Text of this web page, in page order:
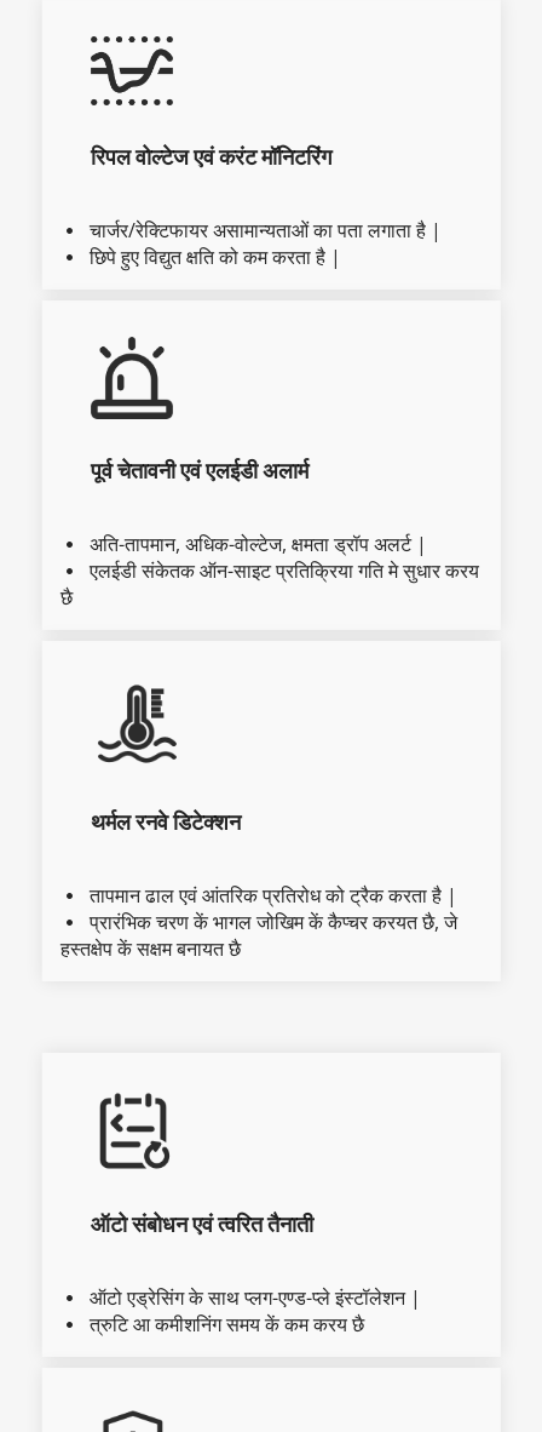
रिपल वोल्टेज एवं करंट मॉनिटरिंग
 चार्जर/रेक्टिफायर असामान्यताओं का पता लगाता है |
 छिपे हुए विद्युत क्षति को कम करता है |
पूर्व चेतावनी एवं एलईडी अलार्म
 अति-तापमान, अधिक-वोल्टेज, क्षमता ड्रॉप अलर्ट |
 एलईडी संकेतक ऑन-साइट प्रतिक्रिया गति मे सुधार करय
छै
थर्मल रनवे डिटेक्शन
 तापमान ढाल एवं आंतरिक प्रतिरोध को ट्रैक करता है |
 प्रारंभिक चरण कें भागल जोखिम कें कैप्चर करयत छै, जे
हस्तक्षेप कें सक्षम बनायत छै
ऑटो संबोधन एवं त्वरित तैनाती
 ऑटो एड्रेसिंग के साथ प्लग-एण्ड-प्ले इंस्टॉलेशन |
 त्रुटि आ कमीशनिंग समय कें कम करय छै